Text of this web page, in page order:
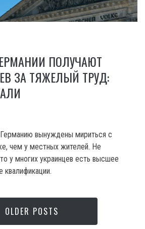
ПОЛУЧАЮТ
ЗА ТЯЖЕЛЫЙ ТРУД:
вынуждены мириться с
чем у местных жителей. Не
у многих украинцев есть высшее
квалификации.
OLDER POSTS